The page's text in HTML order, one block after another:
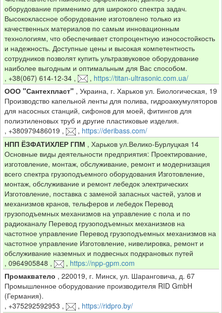
оборудование применимо для широкого спектра задач.
Высококлассное оборудование изготовлено только из
качественных материалов по самым инновационным
технологиям, что обеспечивает стопроцентную износостойкость
и надежность. Доступные цены и высокая компетентность
сотрудников позволят купить ультразвуковое оборудование
наиболее выгодным и оптимальным для Вас способом.
, +38(067) 614-12-34, , https://titan-ultrasonic.com.ua/
ООО "Сантехпласт" , Украина, г. Харьков ул. Биологическая, 19
Производство капельной ленты для полива, гидроаккумуляторов
для насосных станций, сифонов для моей, фитингов для
полиэтиленовых труб и другие пластиковые изделия.
, +380979486019 , , https://deribass.com/
НПП ЁЗФАТИХЛЕР ГПМ , Харьков ул.Велико-Бурлуцкая 14
Основные виды деятельности предприятия: Проектирование,
изготовление, монтаж, обслуживание, ремонт и модернизация
всего спектра грузоподъемного оборудования Изготовление,
монтаж, обслуживание и ремонт лебедок электрических
Изготовление, поставка с заменой запасных частей, узлов и
механизмов кранов, тельферов и лебедок Перевод
грузоподъемных механизмов на управление с пола и по
радиоканалу Перевод грузоподъемных механизмов на
частотное управление Перевод грузоподъемных механизмов на
частотное управление Изготовление, нивелировка, ремонт и
обслуживание наземных и подвесных подкрановых путей
, 0964905848 , , https://npp-gpm.com
Промакватело , 220019, г. Минск, ул. Шаранговича, д. 67
Промышленное оборудование производителя RID GmbH
(Германия).
, +375292592953 , , https://ridpro.by/